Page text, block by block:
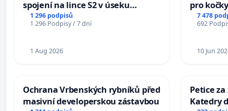
spojení na lince S2 v úseku
Ostrava – Bohumín – Karviná –
Mosty u Jablunkova
1 296 podpisů
1 296 Podpisy / 7 dní
1 Aug 2026
pro
7 478
692
10 Jun
Ochrana Vrbenských rybníků před
masivní developerskou zástavbou
Petice
Katedry